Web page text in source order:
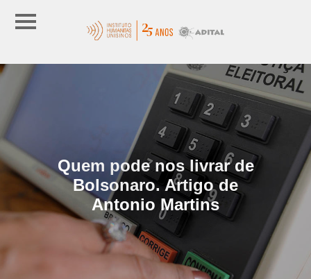
Quem pode nos livrar de
Bolsonaro. Artigo de
Antonio Martins